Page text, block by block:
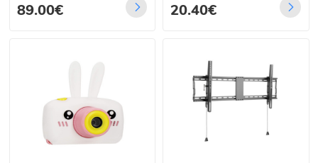
89.00€ 20.40€